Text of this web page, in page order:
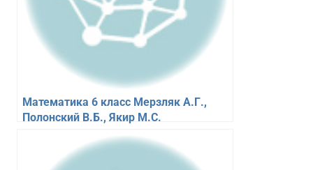
Математика 6 класс Мерзляк А.Г.,
Полонский В.Б., Якир М.С.